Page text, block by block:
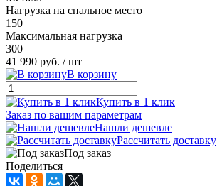
Нагрузка на спальное место
150
Максимальная нагрузка
300
41 990 руб. / шт
В корзину
Купить в 1 клик
Заказ по вашим параметрам
Нашли дешевле
Рассчитать доставку
Под заказ
Поделиться